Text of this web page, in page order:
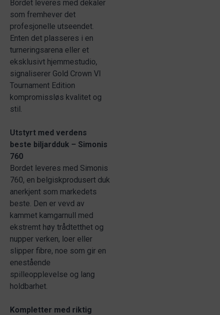
Bordet leveres med dekaler
som fremhever det
profesjonelle utseendet.
Enten det plasseres i en
turneringsarena eller et
eksklusivt hjemmestudio,
signaliserer Gold Crown VI
Tournament Edition
kompromissløs kvalitet og
stil.
Utstyrt med verdens
beste biljardduk – Simonis
760
Bordet leveres med Simonis
760, en belgiskprodusert duk
anerkjent som markedets
beste. Den er vevd av
kammet kamgarnull med
ekstremt høy trådtetthet og
nupper verken, loer eller
slipper fibre, noe som gir en
enestående
spilleopplevelse og lang
holdbarhet.
Kompletter med riktig